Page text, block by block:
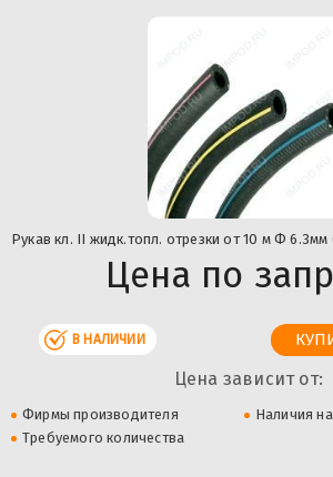
Рукaв кл. II жидк.топл. отрезки от 10 м Ф 6.3мм
Цена по
В НАЛИЧИИ
Цена зависит от:
Фирмы производителя
Наличия
Требуемого количества